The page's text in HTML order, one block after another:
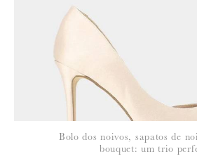
Bolo dos noivos, sapatos de
bouquet: um trio